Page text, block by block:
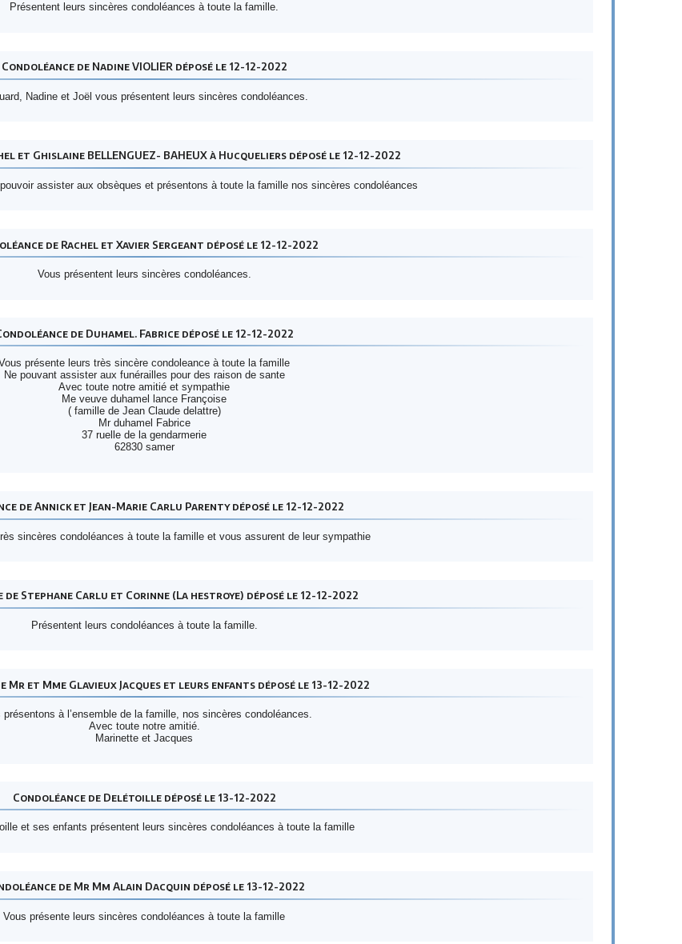
Présentent leurs sincères condoléances à toute la famille.
Condoléance de Nadine VIOLIER déposé le 12-12-2022
Nadine et Joël vous présentent leurs sincères condoléances.
et Ghislaine BELLENGUEZ- BAHEUX à Hucqueliers déposé le 12-12-2022
assister aux obsèques et présentons à toute la famille nos sincères condoléances
de Rachel et Xavier Sergeant déposé le 12-12-2022
Vous présentent leurs sincères condoléances.
de Duhamel. Fabrice déposé le 12-12-2022
présente leurs très sincère condoleance à toute la famille
Ne pouvant assister aux funérailles pour des raison de sante
Avec toute notre amitié et sympathie
Me veuve duhamel lance Françoise
( famille de Jean Claude delattre)
Mr duhamel Fabrice
37 ruelle de la gendarmerie
62830 samer
de Annick et Jean-Marie Carlu Parenty déposé le 12-12-2022
sincères condoléances à toute la famille et vous assurent de leur sympathie
de Stephane Carlu et Corinne (La hestroye) déposé le 12-12-2022
Présentent leurs condoléances à toute la famille.
Mr et Mme Glavieux Jacques et leurs enfants déposé le 13-12-2022
présentons à l’ensemble de la famille, nos sincères condoléances.
Avec toute notre amitié.
Marinette et Jacques
Condoléance de Delétoille déposé le 13-12-2022
et ses enfants présentent leurs sincères condoléances à toute la famille
de Mr Mm Alain Dacquin déposé le 13-12-2022
Vous présente leurs sincères condoléances à toute la famille